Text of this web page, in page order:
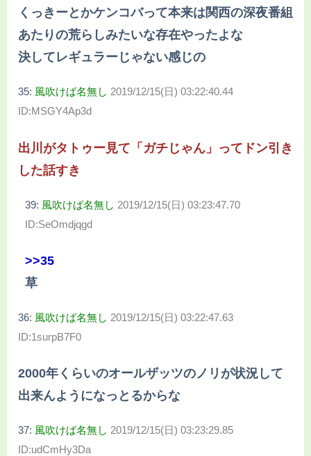
くっきーとかケンコバって本来は関西の深夜番組
あたりの荒らしみたいな存在やったよな
決してレギュラーじゃない感じの
35: 風吹けば名無し 2019/12/15(日) 03:22:40.44
ID:MSGY4Ap3d
出川がタトゥー見て「ガチじゃん」ってドン引き
した話すき
39: 風吹けば名無し 2019/12/15(日) 03:23:47.70
ID:SeOmdjqgd
>>35
草
36: 風吹けば名無し 2019/12/15(日) 03:22:47.63
ID:1surpB7F0
2000年くらいのオールザッツのノリが状況して
出来んようになっとるからな
37: 風吹けば名無し 2019/12/15(日) 03:23:29.85
ID:udCmHy3Da